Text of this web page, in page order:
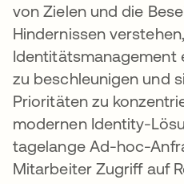
von Zielen und die
Hindernissen
Identitätsmanagement
zu beschleunigen und
Prioritäten zu
modernen Identity-
tagelange Ad-hoc-
Mitarbeiter Zugriff auf